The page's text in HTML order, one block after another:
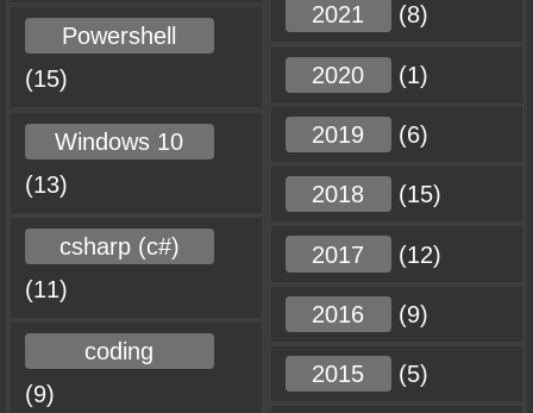
2021 (8)
2020 (1)
2019 (6)
2018 (15)
2017 (12)
2016 (9)
2015 (5)
Powershell
(15)
Windows 10
(13)
csharp (c#)
(11)
coding
(9)